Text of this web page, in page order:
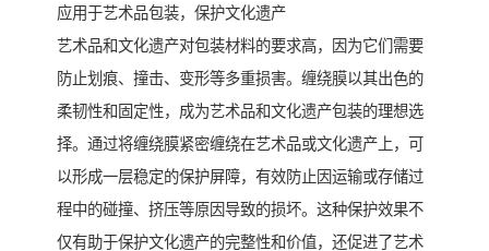
应用于艺术品包装，保护文化遗产
艺术品和文化遗产对包装材料的要求高，因为它们需要
防止划痕、撞击、变形等多重损害。缠绕膜以其出色的
柔韧性和固定性，成为艺术品和文化遗产包装的理想选
择。通过将缠绕膜紧密缠绕在艺术品或文化遗产上，可
以形成一层稳定的保护屏障，有效防止因运输或存储过
程中的碰撞、挤压等原因导致的损坏。这种保护效果不
仅有助于保护文化遗产的完整性和价值，还促进了艺术